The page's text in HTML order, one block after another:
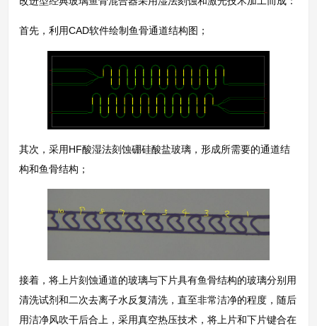
首先，利用CAD软件绘制鱼骨通道结构图；
其次，采用HF酸湿法刻蚀硼硅酸盐玻璃，形成所需要的通道结
构和鱼骨结构；
接着，将上片刻蚀通道的玻璃与下片具有鱼骨结构的玻璃分别用
清洗试剂和二次去离子水反复清洗，直至非常洁净的程度，随后
用洁净风吹干后合上，采用真空热压技术，将上片和下片键合在